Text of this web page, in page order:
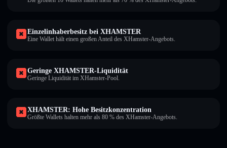
Einzelinhaberbesitz bei XHAMSTER
Eine Wallet hält einen großen Anteil des XHamster-Angebots.
Geringe XHAMSTER-Liquidität
Geringe Liquidität im XHamster-Pool.
XHAMSTER: Hohe Besitzkonzentration
Größte Wallets halten mehr als 80 % des XHamster-Angebots.